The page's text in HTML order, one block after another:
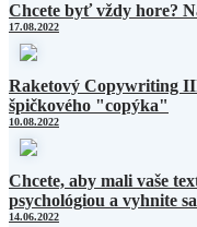
Chcete byť vždy hore?
17.08.2022
Raketový Copywriting
špičkového "copýka"
10.08.2022
Chcete, aby mali vaše
psychológiou a vyhnite
14.06.2022